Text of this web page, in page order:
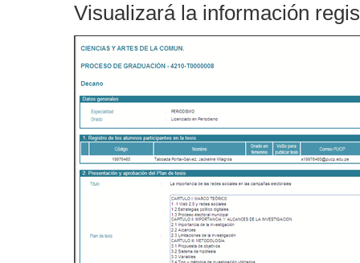
Visualizará la información